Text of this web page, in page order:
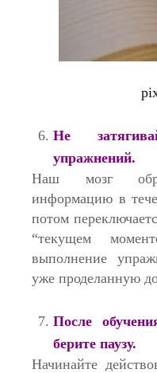
Не
упражнений.
Наш мозг
информацию в
потом
“текущем
выполнение
уже проделанную
После
берите паузу.
Начинайте